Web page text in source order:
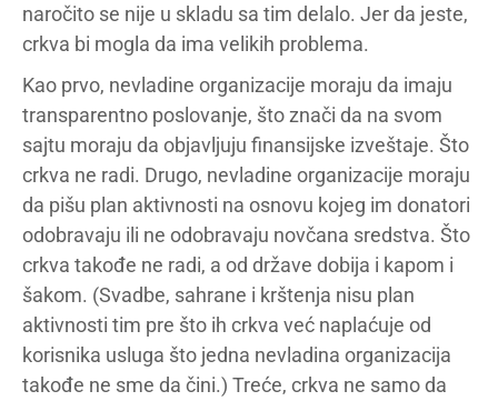
naročito se nije u skladu sa tim delalo. Jer da jeste,
crkva bi mogla da ima velikih problema.
Kao prvo, nevladine organizacije moraju da imaju
transparentno poslovanje, što znači da na svom
sajtu moraju da objavljuju finansijske izveštaje. Što
crkva ne radi. Drugo, nevladine organizacije moraju
da pišu plan aktivnosti na osnovu kojeg im donatori
odobravaju ili ne odobravaju novčana sredstva. Što
crkva takođe ne radi, a od države dobija i kapom i
šakom. (Svadbe, sahrane i krštenja nisu plan
aktivnosti tim pre što ih crkva već naplaćuje od
korisnika usluga što jedna nevladina organizacija
takođe ne sme da čini.) Treće, crkva ne samo da